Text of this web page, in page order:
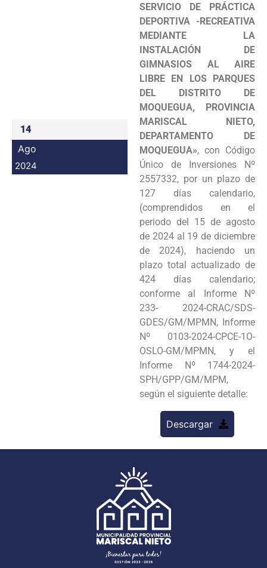
14
Ago
2024
SERVICIO DE PRÁCTICA
DEPORTIVA -RECREATIVA
MEDIANTE LA
INSTALACIÓN DE
GIMNASIOS AL AIRE
LIBRE EN LOS PARQUES
DEL DISTRITO DE
MOQUEGUA, PROVINCIA
MARISCAL NIETO,
DEPARTAMENTO DE
MOQUEGUA», con Código
Único de Inversiones Nº
2557332, por un plazo de
127 días calendario,
(comprendidos en el
periodo del 15 de agosto
de 2024 al 19 de diciembre
de 2024), haciendo un
plazo total actualizado de
424 días calendario;
conforme al Informe Nº
233- 2024-CRAC/SDS-
GDES/GM/MPMN, Informe
Nº 0103-2024-CPCE-1O-
OSLO-GM/MPMN, y el
Informe Nº 1744-2024-
SPH/GPP/GM/MPM,
según el siguiente detalle:
Descargar